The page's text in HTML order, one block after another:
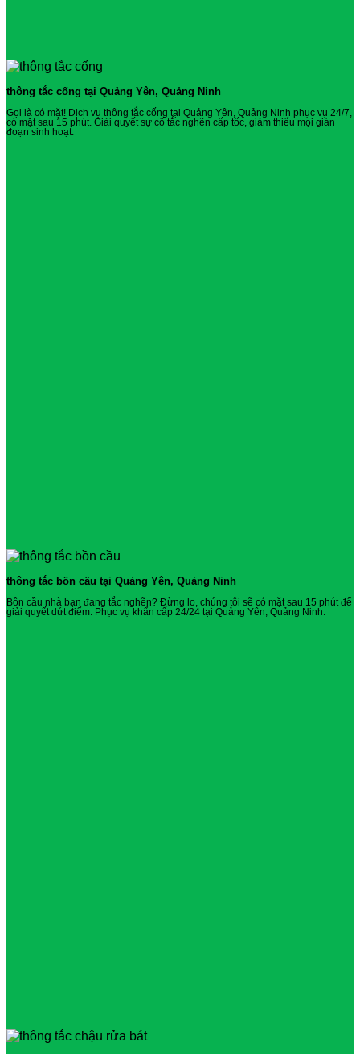
thông tắc cống tại Quảng Yên, Quảng Ninh
Gọi là có mặt! Dịch vụ thông tắc cống tại Quảng Yên, Quảng Ninh phục vụ 24/7,
có mặt sau 15 phút. Giải quyết sự cố tắc nghẽn cấp tốc, giảm thiểu mọi gián
đoạn sinh hoạt.
thông tắc bồn cầu tại Quảng Yên, Quảng Ninh
Bồn cầu nhà bạn đang tắc nghẽn? Đừng lo, chúng tôi sẽ có mặt sau 15 phút để
giải quyết dứt điểm. Phục vụ khẩn cấp 24/24 tại Quảng Yên, Quảng Ninh.